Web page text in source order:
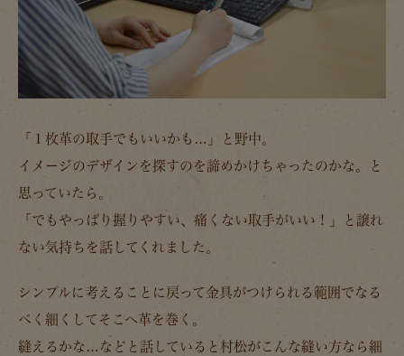
「１枚革の取手でもいいかも…」と野中。
イメージのデザインを探すのを諦めかけちゃったのかな。と
思っていたら。
「でもやっぱり握りやすい、痛くない取手がいい！」と譲れ
ない気持ちを話してくれました。
シンプルに考えることに戻って金具がつけられる範囲でなる
べく細くしてそこへ革を巻く。
縫えるかな…などと話していると村松がこんな縫い方なら細